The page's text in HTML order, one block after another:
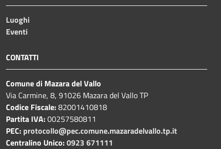
Luoghi
Eventi
CONTATTI
Comune di Mazara del Vallo
Via Carmine, 8, 91026 Mazara del Vallo TP
Codice Fiscale:82001410818
Partita IVA:00257580811
PEC: protocollo@pec.comune.mazaradelvallo.tp.it
Centralino Unico:0923 671111